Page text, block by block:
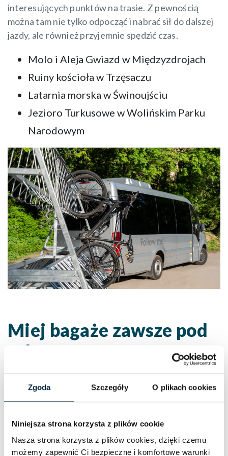
Zgoda Szczegóły O plikach cookies
Niniejsza strona korzysta z plików cookie
Nasza strona korzysta z plików cookies, dzięki czemu
możemy zapewnić Ci bezpieczne i komfortowe warunki
interesujących punktów na trasie. Z pewnością
można tam nie tylko odpocząć i nabrać sił do dalszej
jazdy, ale również przyjemnie spędzić czas.
Molo i Aleja Gwiazd w Międzyzdrojach
Ruiny kościoła w Trzęsaczu
Latarnia morska w Świnoujściu
Jezioro Turkusowe w Wolińskim Parku
Narodowym
Miej bagaże zawsze pod
ręką
Podczas wycieczek rowerowych kluczowym jest nie
wygodnego przewiezienia bagaży.
W tym celu oferujemy możliwość wynajęcia